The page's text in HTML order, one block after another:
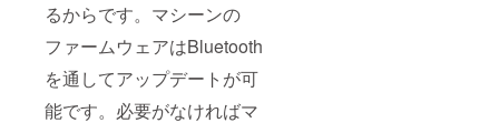
るからです。マシーンの
ファームウェアはBluetooth
を通してアップデートが可
能です。必要がなければマ